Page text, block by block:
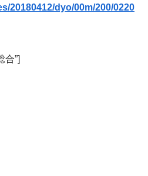
20180412/dyo/00m/200/0220
合”]